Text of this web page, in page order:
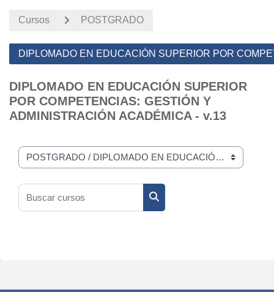
Cursos POSTGRADO
DIPLOMADO EN EDUCACIÓN SUPERIOR POR
DIPLOMADO EN EDUCACIÓN SUPERIOR
POR COMPETENCIAS: GESTIÓN Y
ADMINISTRACIÓN ACADÉMICA - v.13
Categorías
Buscar cursos
Buscar cursos